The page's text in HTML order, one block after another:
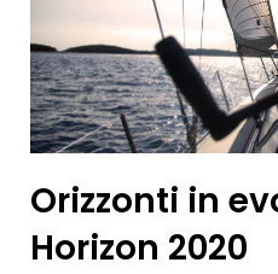
Orizzonti in
Horizon 2020